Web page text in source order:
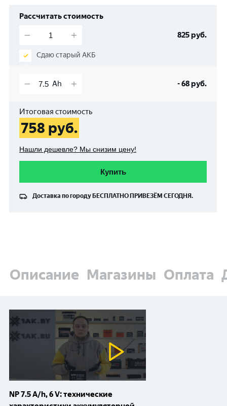
Рассчитать стоимость
825руб.
Сдаю старый АКБ
-68руб.
Итоговая стоимость
758 руб.
Нашли дешевле? Мы снизим цену!
Купить
Доставка по городу БЕСПЛАТНО ПРИВЕЗЁМ СЕГОДНЯ.
Описание Магазины Оплата
NP 7.5 A/h, 6 V: технические